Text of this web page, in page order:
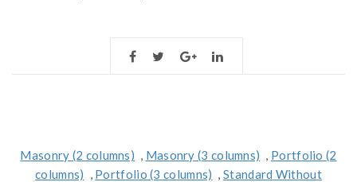
Masonry (2 columns) , Masonry (3 columns) , Portfolio (2
columns) , Portfolio (3 columns) ,Standard Without